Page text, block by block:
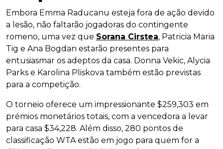
Embora Emma Raducanu esteja fora de ação devido
a lesão, não faltarão jogadoras do contingente
romeno, uma vez que Sorana Cirstea, Patricia Maria
Tig e Ana Bogdan estarão presentes para
entusiasmar os adeptos da casa. Donna Vekic, Alycia
Parks e Karolina Pliskova também estão previstas
para a competição.
O torneio oferece um impressionante $259,303 em
prémios monetários totais, com a vencedora a levar
para casa $34,228. Além disso, 280 pontos de
classificação WTA estão em jogo para quem for a